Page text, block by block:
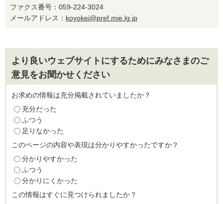
ファクス番号：059-224-3024
メールアドレス： koyokei@pref.mie.lg.jp
より良いウェブサイトにするためにみなさまのご
意見をお聞かせください
お求めの情報は充分掲載されていましたか？
充分だった
ふつう
足りなかった
このページの内容や表現は分かりやすかったですか？
分かりやすかった
ふつう
分かりにくかった
この情報はすぐに見つけられましたか？